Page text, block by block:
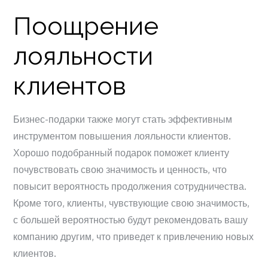
Поощрение
лояльности
клиентов
Бизнес-подарки также могут стать эффективным
инструментом повышения лояльности клиентов.
Хорошо подобранный подарок поможет клиенту
почувствовать свою значимость и ценность, что
повысит вероятность продолжения сотрудничества.
Кроме того, клиенты, чувствующие свою значимость,
с большей вероятностью будут рекомендовать вашу
компанию другим, что приведет к привлечению новых
клиентов.